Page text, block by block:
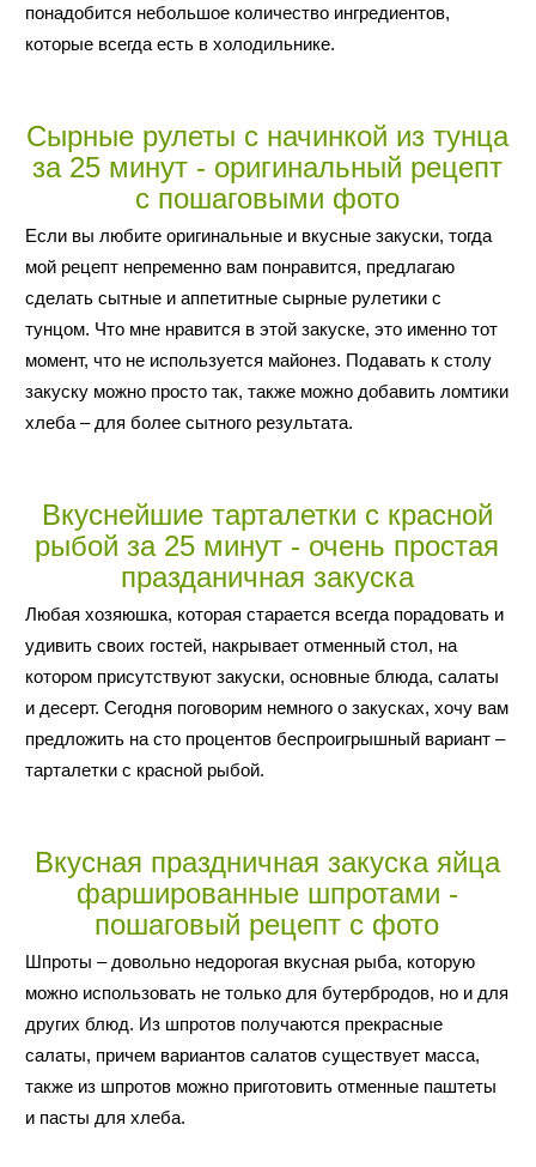
понадобится небольшое количество ингредиентов,
которые всегда есть в холодильнике.
Сырные рулеты с начинкой из тунца
за 25 минут - оригинальный рецепт
с пошаговыми фото
Если вы любите оригинальные и вкусные закуски, тогда
мой рецепт непременно вам понравится, предлагаю
сделать сытные и аппетитные сырные рулетики с
тунцом. Что мне нравится в этой закуске, это именно тот
момент, что не используется майонез. Подавать к столу
закуску можно просто так, также можно добавить ломтики
хлеба – для более сытного результата.
Вкуснейшие тарталетки с красной
рыбой за 25 минут - очень простая
празданичная закуска
Любая хозяюшка, которая старается всегда порадовать и
удивить своих гостей, накрывает отменный стол, на
котором присутствуют закуски, основные блюда, салаты
и десерт. Сегодня поговорим немного о закусках, хочу вам
предложить на сто процентов беспроигрышный вариант –
тарталетки с красной рыбой.
Вкусная праздничная закуска яйца
фаршированные шпротами -
пошаговый рецепт с фото
Шпроты – довольно недорогая вкусная рыба, которую
можно использовать не только для бутербродов, но и для
других блюд. Из шпротов получаются прекрасные
салаты, причем вариантов салатов существует масса,
также из шпротов можно приготовить отменные паштеты
и пасты для хлеба.